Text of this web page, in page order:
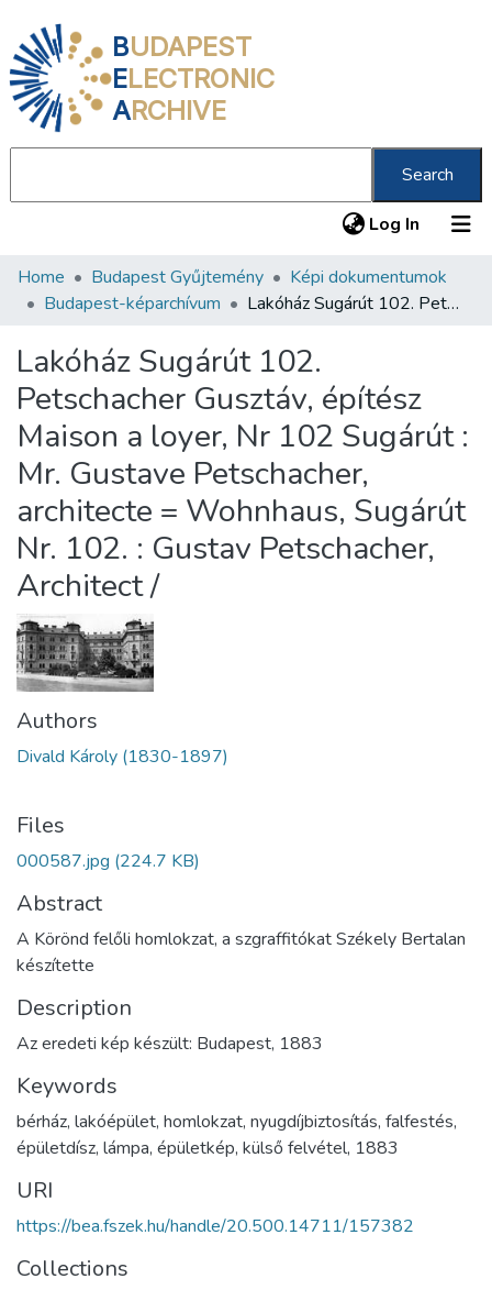
BUDAPEST
ELECTRONIC
ARCHIVE
Search
Log In (current)
Communities & Collections
Statistics
About us
Home Budapest Gyűjtemény
Képi dokumentumok
Budapest-képarchívum
Lakóház Sugárút 102. Petschacher Gusztáv, építész Maison a loyer, Nr 102 Sugárút : Mr. Gustave Petschacher, architecte = Wohnhaus, Sugárút Nr. 102. : Gustav Petschacher, Architect /
Lakóház Sugárút 102.
Petschacher Gusztáv, építész
Maison a loyer, Nr 102 Sugárút :
Mr. Gustave Petschacher,
architecte = Wohnhaus, Sugárút
Nr. 102. : Gustav Petschacher,
Architect /
Authors
Divald Károly (1830-1897)
Files
000587.jpg (224.7 KB)
Abstract
A Körönd felőli homlokzat, a szgraffitókat Székely Bertalan
készítette
Description
Az eredeti kép készült: Budapest, 1883
Keywords
bérház, lakóépület, homlokzat, nyugdíjbiztosítás, falfestés,
épületdísz, lámpa, épületkép, külső felvétel, 1883
URI
https://bea.fszek.hu/handle/20.500.14711/157382
Collections